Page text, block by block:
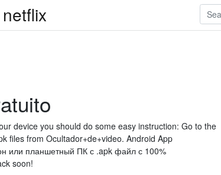
device you should do some easy instruction: Go to the
files from Ocultador+de+video. Android App
или планшетный ПК с .apk файл с 100%
soon!